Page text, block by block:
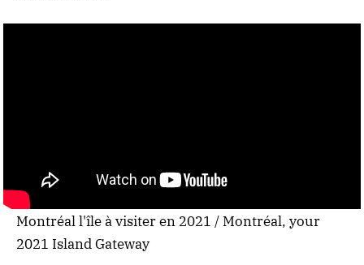
Montréal l'île à visiter en 2021 / Montréal, your
2021 Island Gateway